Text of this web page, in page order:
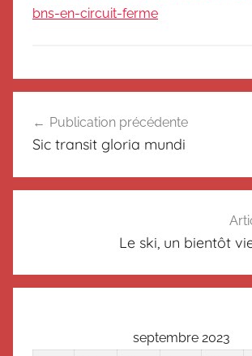
Magazine
Suisse
bns-en-circuit-ferme
N
c
l
de
Publication précédente
Sic transit gloria mundi
Le ski, un bientôt
septembre 2023